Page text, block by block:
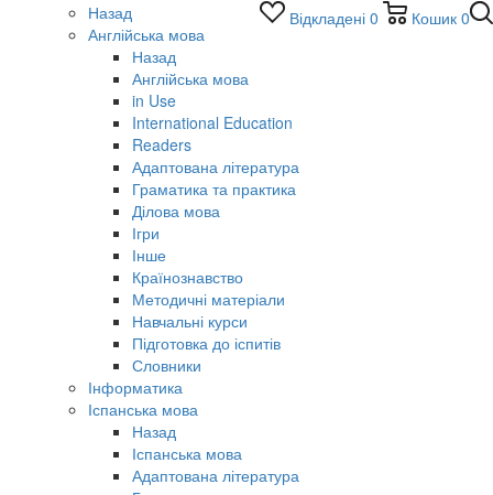
Відкладені 0 Кошик 0
Назад
Англійська мова
Назад
Англійська мова
in Use
International Education
Readers
Адаптована література
Граматика та практика
Ділова мова
Ігри
Інше
Країнознавство
Методичні матеріали
Навчальні курси
Підготовка до іспитів
Словники
Інформатика
Іспанська мова
Назад
Іспанська мова
Адаптована література